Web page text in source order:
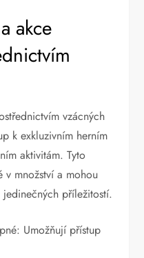
akce
vzácných
k exkluzivním herním
aktivitám. Tyto
v množství a mohou
příležitostí.
Umožňují přístup